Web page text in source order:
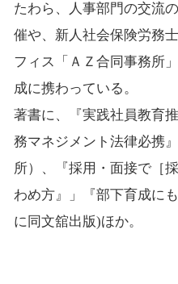
たわら、人事部門の交流
催や、新人社会保険労務
フィス「ＡＺ合同事務所
成に携わっている。
著書に、『実践社員教育
務マネジメント法律必携
所）、『採用・面接で［
わめ方』」『部下育成に
に同文舘出版)ほか。